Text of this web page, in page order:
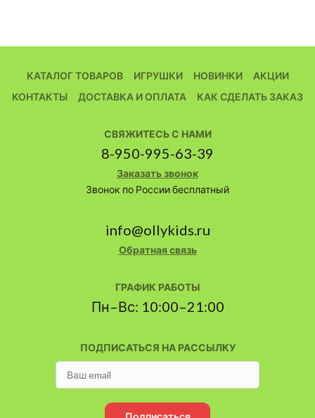
КАТАЛОГ ТОВАРОВ ИГРУШКИ НОВИНКИ
АКЦИИ
КОНТАКТЫ
ДОСТАВКА И ОПЛАТА КАК СДЕЛАТЬ ЗАКАЗ
ПОДПИСАТЬСЯ НА РАССЫЛКУ
СВЯЖИТЕСЬ С НАМИ
8-950-995-63-39
Заказать звонок
Звонок по России бесплатный
info@ollykids.ru
Обратная связь
ГРАФИК РАБОТЫ
Пн–Вс: 10:00–21:00